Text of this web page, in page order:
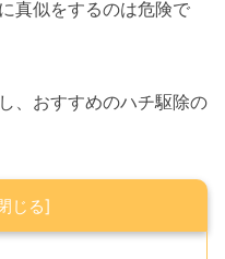
真似をするのは危険で
、おすすめのハチ駆除の